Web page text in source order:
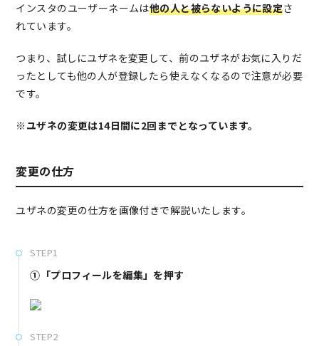
インスタのユーザーネームは他の人と被らないように設定さ
れています。
つまり、試しにユザネを変更して、前のユザネがお気に入りだ
ったとしても他の人が登録したら使えなくなるので注意が必要
です。
※ユザネの変更は14日間に2回までとなっています。
変更の仕方
ユザネの変更の仕方を画像付きで解説いたします。
STEP1
①「プロフィールを編集」を押す
STEP2